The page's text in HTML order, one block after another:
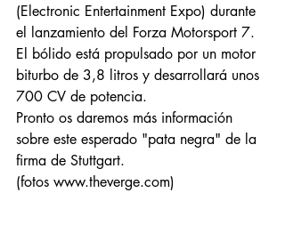
(Electronic Entertainment Expo) durante
el lanzamiento del Forza Motorsport 7.
El bólido está propulsado por un motor
biturbo de 3,8 litros y desarrollará unos
700 CV de potencia.
Pronto os daremos más información
sobre este esperado "pata negra" de la
firma de Stuttgart.
(fotos www.theverge.com)